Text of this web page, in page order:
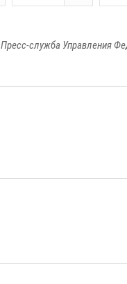
Пресс-служба Управления